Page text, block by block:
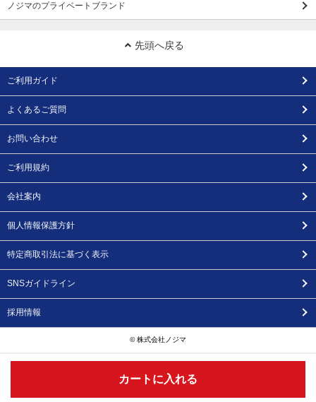
カートに入れる
ノジマのプライベートブランド
先頭へ戻る
ご利用ガイド
よくあるご質問
お問い合わせ
ご利用規約
会社案内
個人情報保護方針
特定商取引法に基づく表示
SNSガイドライン
採用情報
© 株式会社ノジマ